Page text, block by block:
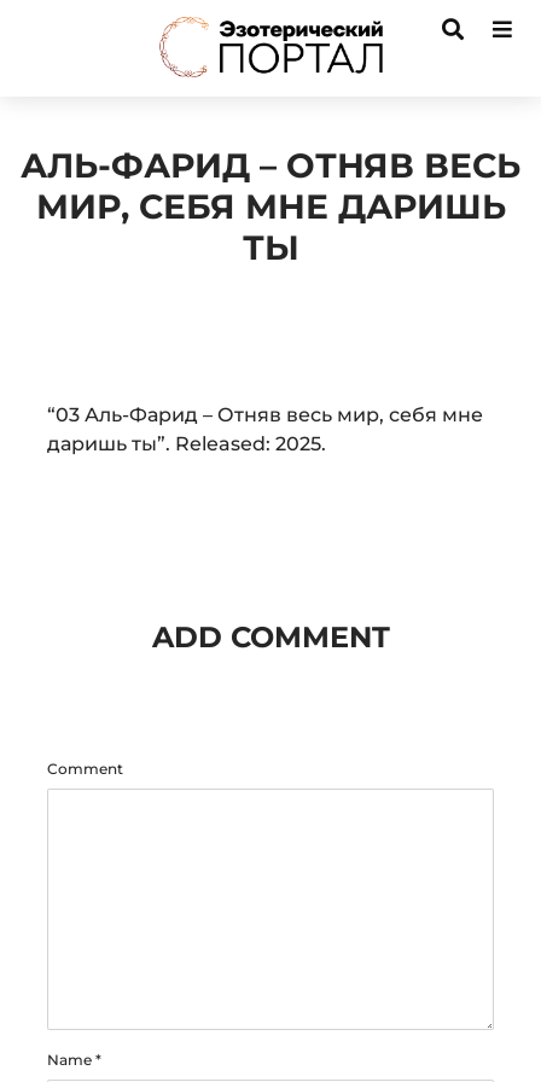
АЛЬ-ФАРИД – ОТНЯВ ВЕСЬ
МИР, СЕБЯ МНЕ ДАРИШЬ
ТЫ
Audio
Player
“03 Аль-Фарид – Отняв весь мир, себя мне
даришь ты”. Released: 2025.
ADD COMMENT
Comment
Name *